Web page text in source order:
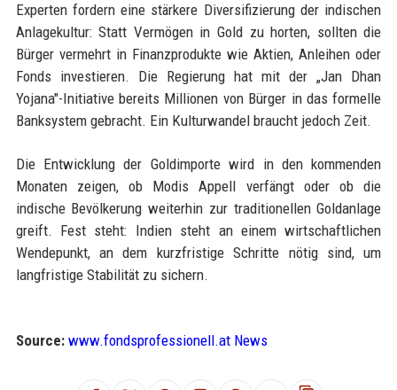
Experten fordern eine stärkere Diversifizierung der indischen
Anlagekultur: Statt Vermögen in Gold zu horten, sollten die
Bürger vermehrt in Finanzprodukte wie Aktien, Anleihen oder
Fonds investieren. Die Regierung hat mit der „Jan Dhan
Yojana"-Initiative bereits Millionen von Bürger in das formelle
Banksystem gebracht. Ein Kulturwandel braucht jedoch Zeit.
Die Entwicklung der Goldimporte wird in den kommenden
Monaten zeigen, ob Modis Appell verfängt oder ob die
indische Bevölkerung weiterhin zur traditionellen Goldanlage
greift. Fest steht: Indien steht an einem wirtschaftlichen
Wendepunkt, an dem kurzfristige Schritte nötig sind, um
langfristige Stabilität zu sichern.
Source: www.fondsprofessionell.at News